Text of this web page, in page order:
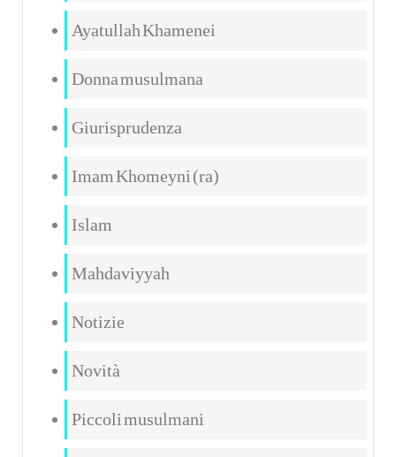
Ayatullah Khamenei
Donna musulmana
Giurisprudenza
Imam Khomeyni (ra)
Islam
Mahdaviyyah
Notizie
Novità
Piccoli musulmani